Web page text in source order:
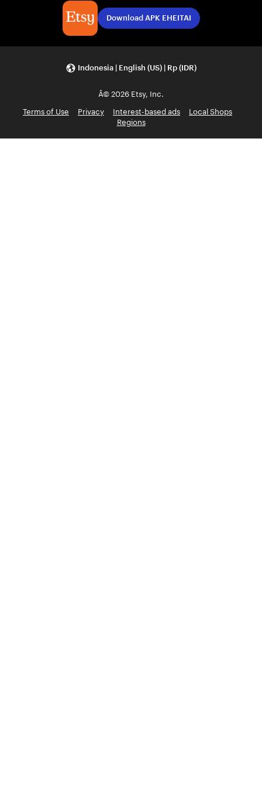
Download APK EHEITAI
Indonesia | English (US) | Rp (IDR)
Â© 2026 Etsy, Inc.
Terms of Use
Privacy Interest-based ads
Local Shops
Regions